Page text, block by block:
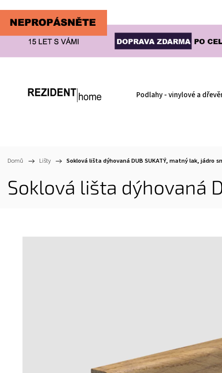
Podlahy - vinylové a
Domů / Lišty / Soklová lišta dýhovaná DUB SUKATÝ, matný lak, jádro
Soklová lišta dýhovaná